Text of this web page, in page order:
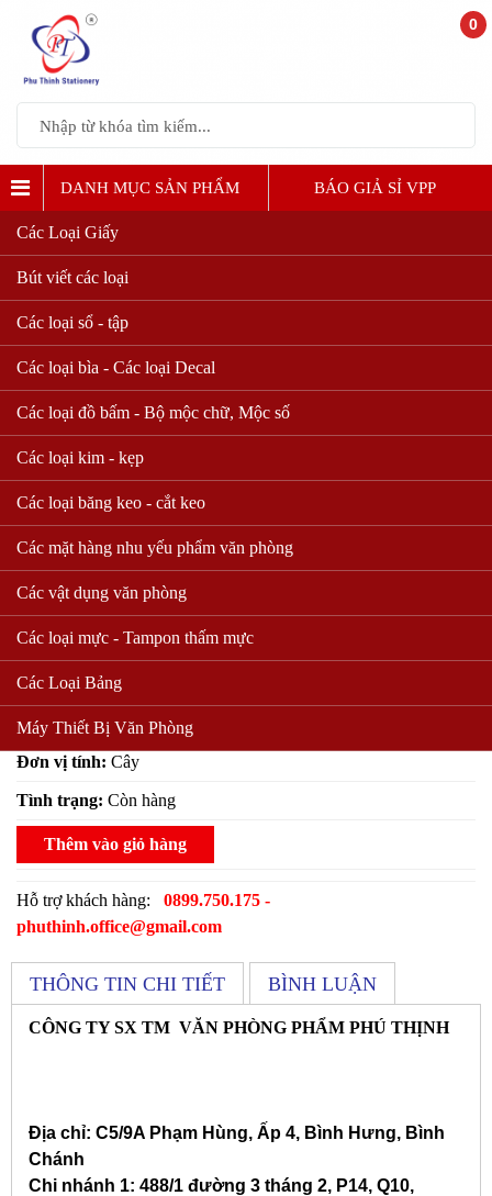
DANH MỤC SẢN PHẨM BÁO GIẢ SỈ VPP
Các Loại Giấy
Bút viết các loại
Các loại sổ - tập
Các loại bìa - Các loại Decal
Các loại đồ bấm - Bộ mộc chữ, Mộc số
Các loại kim - kẹp
Các loại băng keo - cắt keo
Các mặt hàng nhu yếu phẩm văn phòng
Các vật dụng văn phòng
Các loại mực - Tampon thấm mực
Các Loại Bảng
Máy Thiết Bị Văn Phòng
Chổi cỏ
Mã sản phẩm:
25595 lượt xem
Giá bán:32.000 VND
( Giá chưa bao gồm VAT )
Đơn vị tính: Cây
Tình trạng: Còn hàng
Thêm vào giỏ hàng
Hỗ trợ khách hàng: 0899.750.175 -
phuthinh.office@gmail.com
THÔNG TIN CHI TIẾT BÌNH LUẬN
CÔNG TY SX TM VĂN PHÒNG PHẨM PHÚ THỊNH
Địa chỉ: C5/9A Phạm Hùng, Ấp 4, Bình Hưng, Bình
Chánh
Chi nhánh 1: 488/1 đường 3 tháng 2, P14, Q10,
0